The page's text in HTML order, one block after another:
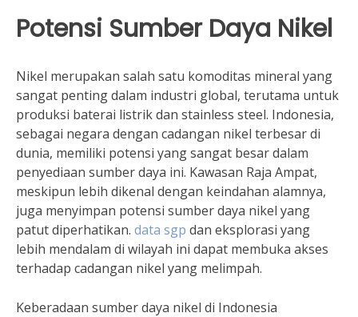
Potensi Sumber Daya Nikel
Nikel merupakan salah satu komoditas mineral yang
sangat penting dalam industri global, terutama untuk
produksi baterai listrik dan stainless steel. Indonesia,
sebagai negara dengan cadangan nikel terbesar di
dunia, memiliki potensi yang sangat besar dalam
penyediaan sumber daya ini. Kawasan Raja Ampat,
meskipun lebih dikenal dengan keindahan alamnya,
juga menyimpan potensi sumber daya nikel yang
patut diperhatikan. data sgp dan eksplorasi yang
lebih mendalam di wilayah ini dapat membuka akses
terhadap cadangan nikel yang melimpah.
Keberadaan sumber daya nikel di Indonesia